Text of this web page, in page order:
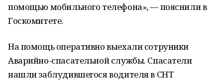
помощью мобильного телефона», — пояснили в
Госкомитете.
На помощь оперативно выехали сотруники
Аварийно-спасательной службы. Спасатели
нашли заблудившегося водителя в СНТ